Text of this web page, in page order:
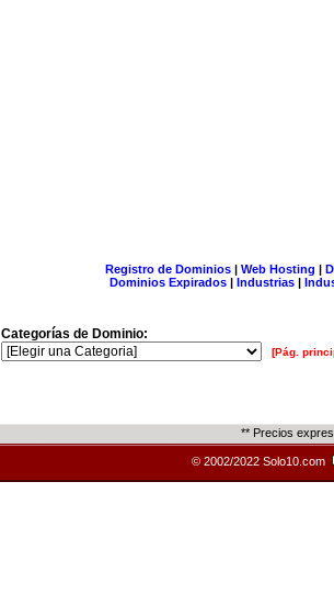
Registro de Dominios| Web Hosting |
Dominios Expirados | Industrias |
Categorías de Dominio:
[Pág.
** Precios
© 2002/2022 Solo10.com